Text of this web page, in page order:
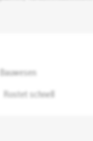
Rostet schnell